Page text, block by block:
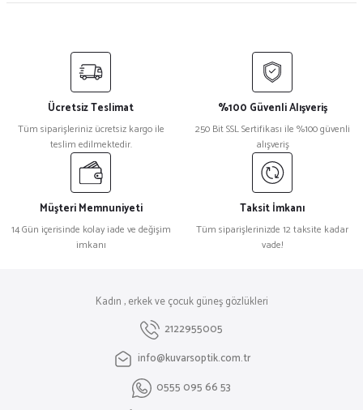
Ücretsiz Teslimat
Tüm siparişleriniz ücretsiz kargo ile
teslim edilmektedir.
%100 Güvenli Alışveriş
250 Bit SSL Sertifikası ile %100 güvenli
alışveriş
Müşteri Memnuniyeti
14 Gün içerisinde kolay iade ve değişim
imkanı
Taksit İmkanı
Tüm siparişlerinizde 12 taksite kadar
vade!
Kadın , erkek ve çocuk güneş gözlükleri
2122955005
info@kuvarsoptik.com.tr
0555 095 66 53